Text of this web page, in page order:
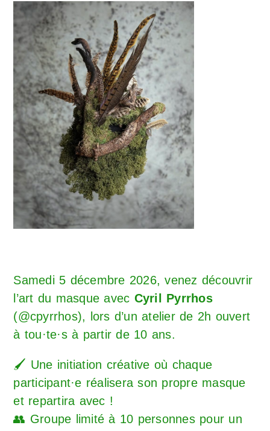
Samedi 5 décembre 2026, venez découvrir
l’art du masque avec Cyril Pyrrhos
(@cpyrrhos), lors d’un atelier de 2h ouvert
à tou·te·s à partir de 10 ans.
🖌️ Une initiation créative où chaque
participant·e réalisera son propre masque
et repartira avec !
👥 Groupe limité à 10 personnes pour un